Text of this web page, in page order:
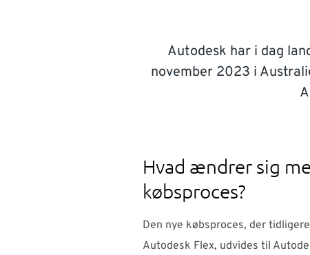
Autodesk har i dag
november 2023 i
Hvad ændrer sig
købsproces?
Den nye købsproces, der
Autodesk Flex, udvides til